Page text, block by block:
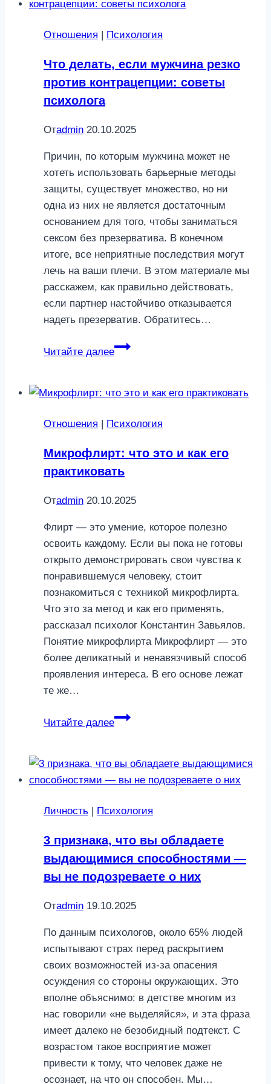
что
партнера
Отношения Психология
Что делать, если мужчина резко
против контрацепции: советы
психолога
Отadmin 20.10.2025
Причин, по которым мужчина может не
хотеть использовать барьерные методы
защиты, существует множество, но ни
одна из них не является достаточным
основанием для того, чтобы заниматься
сексом без презерватива. В конечном
итоге, все неприятные последствия могут
лечь на ваши плечи. В этом материале мы
расскажем, как правильно действовать,
если партнер настойчиво отказывается
надеть презерватив. Обратитесь…
Читайте далее
Что
мужчина
против
советы
психолога
Отношения Психология
Микрофлирт: что это и как его
практиковать
Отadmin 20.10.2025
Флирт — это умение, которое полезно
освоить каждому. Если вы пока не готовы
открыто демонстрировать свои чувства к
понравившемуся человеку, стоит
познакомиться с техникой микрофлирта.
Что это за метод и как его применять,
рассказал психолог Константин Завьялов.
Понятие микрофлирта Микрофлирт — это
более деликатный и ненавязчивый способ
проявления интереса. В его основе лежат
те же…
Читайте далее
Микрофлирт:
и
как
практиковать
Личность Психология
3 признака, что вы обладаете
выдающимися способностями —
вы не подозреваете о них
Отadmin 19.10.2025
По данным психологов, около 65% людей
испытывают страх перед раскрытием
своих возможностей из-за опасения
осуждения со стороны окружающих. Это
вполне объяснимо: в детстве многим из
нас говорили «не выделяйся», и эта фраза
имеет далеко не безобидный подтекст. С
возрастом такое восприятие может
привести к тому, что человек даже не
осознает, на что он способен. Мы…